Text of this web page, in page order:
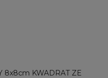
8x8cm KWADRAT ZE